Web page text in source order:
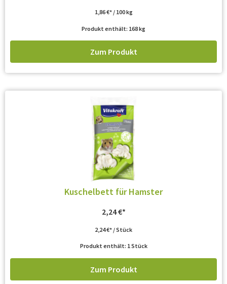
1,86€ / 100kg
Produkt enthält: 168kg
Zum Produkt
Kuschelbett für Hamster
2,24€
2,24€ /Stück
Produkt enthält: 1Stück
Zum Produkt